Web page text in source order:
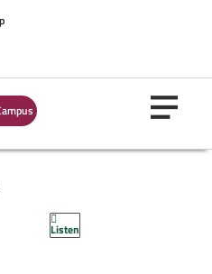
Listen
E
EN
DEL